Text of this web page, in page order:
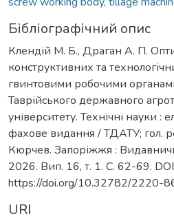
Бібліографічний опис
Клендій М. Б., Драган А. П.
конструктивних та
гвинтовими робочими
Таврійського державного
університету. Технічні науки :
фахове видання / ТДАТУ; гол.
Кюрчев. Запоріжжя :
2026. Вип. 16, т. 1. С. 62-69.
https://doi.org/10.32782/2220-
URI